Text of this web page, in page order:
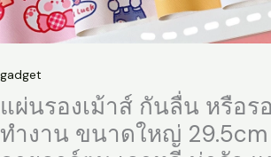
gadget
แผ่นรองเม้าส์ กันลื่น หรือร
ทำงาน ขนาดใหญ่